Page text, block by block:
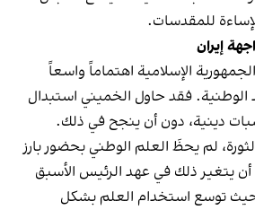
للمقدسات.
إيران
الإسلامية اهتماماً واسعاً
الوطنية. فقد حاول الخميني استبدال
دينية، دون أن ينجح في ذلك.
لم يحظَ العلم الوطني بحضور بارز
يتغير ذلك في عهد الرئيس الأسبق
توسع استخدام العلم بشكل